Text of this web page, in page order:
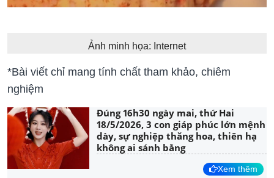
Ảnh minh họa: Internet
*Bài viết chỉ mang tính chất tham khảo, chiêm
nghiệm
Đúng 16h30 ngày mai, thứ Hai
18/5/2026, 3 con giáp phúc lớn mệnh
dày, sự nghiệp thăng hoa, thiên hạ
không ai sánh bằng
Xem thêm